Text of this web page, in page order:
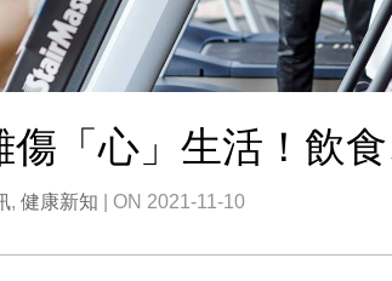
傷「心」生活！飲
, 健康新知 | ON 2021-11-10